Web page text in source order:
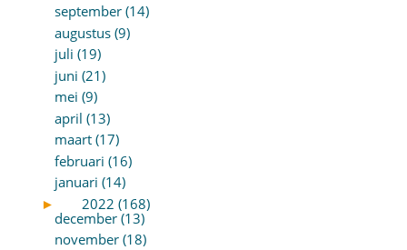
september (14)
augustus (9)
juli (19)
juni (21)
mei (9)
april (13)
maart (17)
februari (16)
januari (14)
►
2022 (168)
december (13)
november (18)